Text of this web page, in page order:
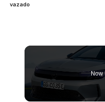
vazado
Now